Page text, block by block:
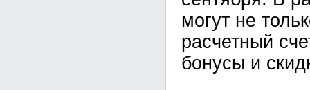
могут не
расчетный
бонусы и